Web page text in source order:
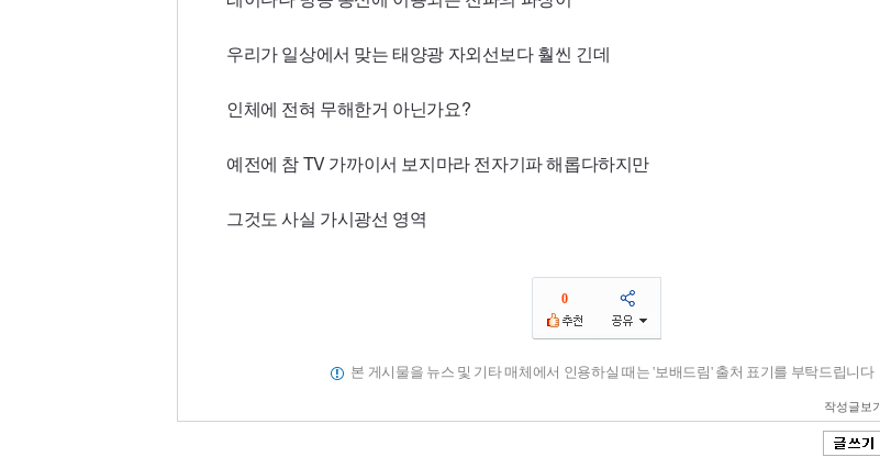
우리가 일상에서 맞는 태양광 자외선보다 훨씬 긴데
인체에 전혀 무해한거 아닌가요?
예전에 참 TV 가까이서 보지마라 전자기파 해롭다하지만
그것도 사실 가시광선 영역
0
본 게시물을 뉴스 및 기타 매체에서 인용하실 때는 '보배드림' 출처 표기를 부탁드립니다
작성글보기